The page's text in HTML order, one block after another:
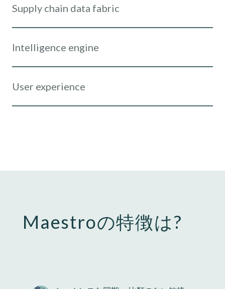
Supply chain data fabric
Intelligence engine
User experience
Maestroの特徴は?